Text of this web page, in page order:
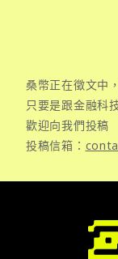
桑幣正在徵文中
只要是跟金融科
歡迎向我們投稿
投稿信箱：